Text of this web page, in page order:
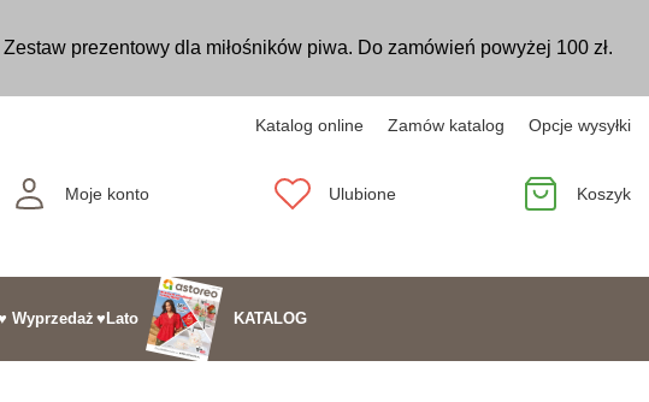
prezentowy dla miłośników piwa. Do zamówień powyżej 100 zł.
Katalog online Zamów katalog Opcje wysyłki
Moje konto Ulubione Koszyk
Wyprzedaż ♥Lato KATALOG